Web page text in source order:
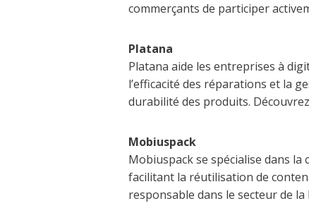
commerçants de participer
Platana
Platana aide les entreprises à
l’efficacité des réparations et la
durabilité des produits.
Mobiuspack
Mobiuspack se spécialise dans
facilitant la réutilisation de
responsable dans le secteur de